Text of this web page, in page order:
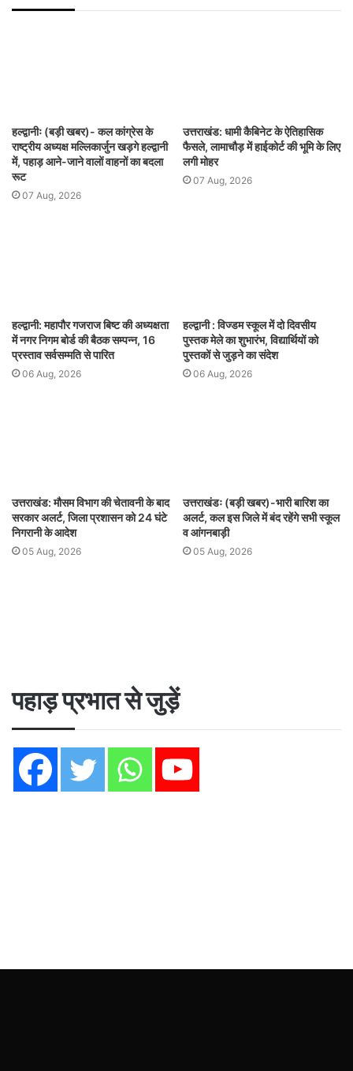
हल्द्वानीः (बड़ी खबर)- कल कांग्रेस के
राष्ट्रीय अध्यक्ष मल्लिकार्जुन खड़गे हल्द्वानी
में, पहाड़ आने-जाने वालों वाहनों का बदला
रूट
07 Aug, 2026
उत्तराखंड: धामी कैबिनेट के ऐतिहासिक
फैसले, लामाचौड़ में हाईकोर्ट की भूमि के लिए
लगी मोहर
07 Aug, 2026
हल्द्वानी: महापौर गजराज बिष्ट की अध्यक्षता
में नगर निगम बोर्ड की बैठक सम्पन्न, 16
प्रस्ताव सर्वसम्मति से पारित
06 Aug, 2026
हल्द्वानी : विज्डम स्कूल में दो दिवसीय
पुस्तक मेले का शुभारंभ, विद्यार्थियों को
पुस्तकों से जुड़ने का संदेश
06 Aug, 2026
उत्तराखंड: मौसम विभाग की चेतावनी के बाद
सरकार अलर्ट, जिला प्रशासन को 24 घंटे
निगरानी के आदेश
05 Aug, 2026
उत्तराखंडः (बड़ी खबर)-भारी बारिश का
अलर्ट, कल इस जिले में बंद रहेंगे सभी स्कूल
व आंगनबाड़ी
05 Aug, 2026
पहाड़ प्रभात से जुड़ें